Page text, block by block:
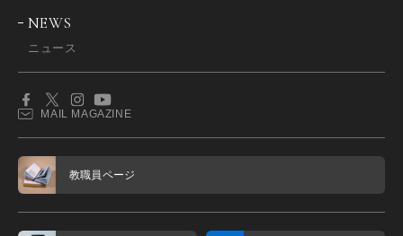
NEWS
ニュース
MAIL MAGAZINE
教職員ページ